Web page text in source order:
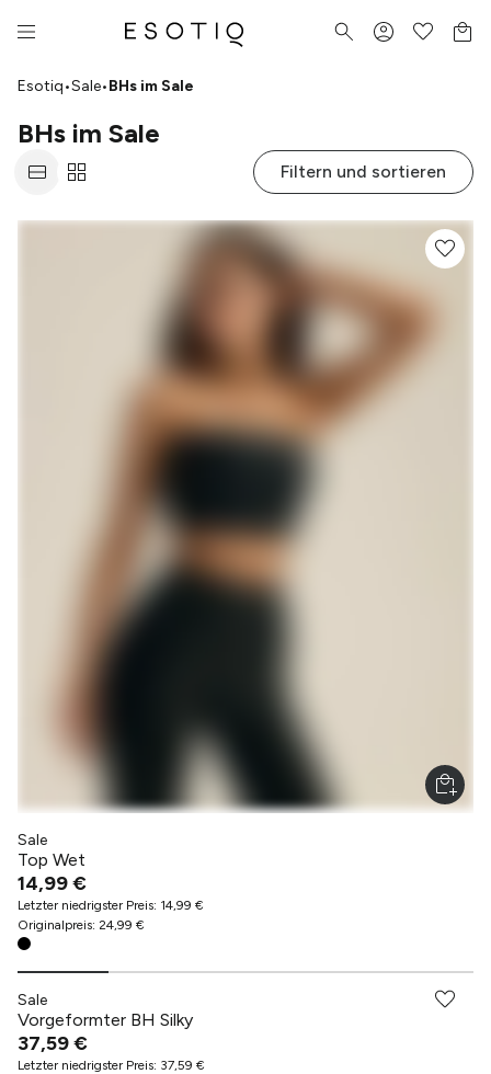
Esotiq•Sale•BHs im Sale
BHs im Sale
Filtern und sortieren
Anzeigen
Sale
Top Wet
14,99 €
Letzter niedrigster Preis: 14,99 €
Originalpreis: 24,99 €
Sale
Vorgeformter BH Silky
37,59 €
Letzter niedrigster Preis: 37,59 €